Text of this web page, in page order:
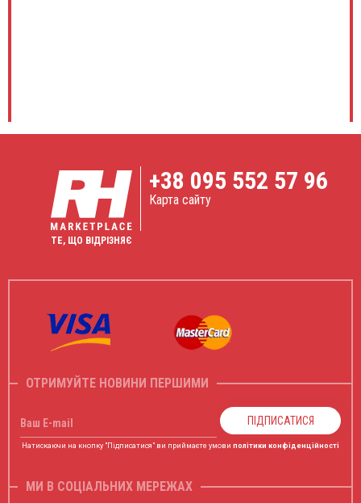
ТЕ, ЩО ВІДРІЗНЯЄ
+38 095 552 57 96
Карта сайту
ОТРИМУЙТЕ НОВИНИ ПЕРШИМИ
Ваш E-mail ПІДПИСАТИСЯ
Натискаючи на кнопку "Підписатися" ви приймаєте умови політики конфіденційності
МИ В СОЦІАЛЬНИХ МЕРЕЖАХ